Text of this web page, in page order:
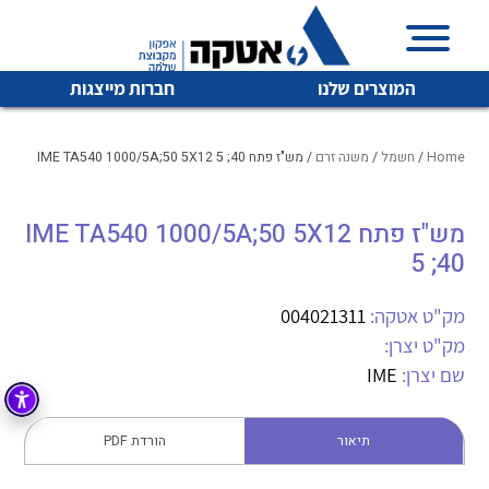
המוצרים שלנו חברות מייצגות
איכות | שרות | זמינות
אטקה בע”מ היא החברה הגדולה והמובילה בישראל בשיווק
מיתוג, בקרה , ואינסטלציה חשמלית ופעילה ב7 תחומים:
חשמל מיתוג ואינסטלציה חשמלית
בקרה
לכל מוצרי היצרן לכל מוצרי היצרן
Home
/ חשמל / משנה זרם / מש"ז פתח IME TA540 1000/5A;50 5X12 5 ;40
מש"ז פתח IME TA540 1000/5A;50 5X12
5 ;40
מק"ט אטקה: 004021311
מק"ט יצרן:
שם יצרן: IME
תיאור הורדת PDF